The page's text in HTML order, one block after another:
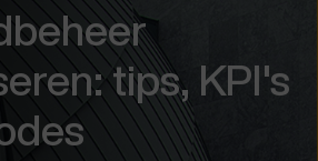
tips, KPI's